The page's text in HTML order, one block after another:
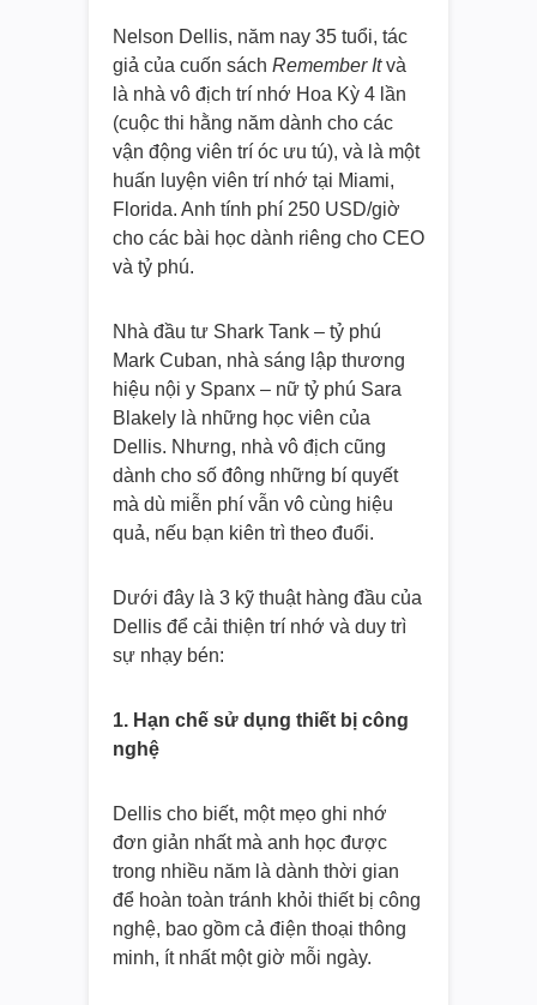
Nelson Dellis, năm nay 35 tuổi, tác
giả của cuốn sách Remember Itvà
là nhà vô địch trí nhớ Hoa Kỳ 4 lần
(cuộc thi hằng năm dành cho các
vận động viên trí óc ưu tú), và là một
huấn luyện viên trí nhớ tại Miami,
Florida. Anh tính phí 250 USD/giờ
cho các bài học dành riêng cho CEO
và tỷ phú.
Nhà đầu tư Shark Tank – tỷ phú
Mark Cuban, nhà sáng lập thương
hiệu nội y Spanx – nữ tỷ phú Sara
Blakely là những học viên của
Dellis. Nhưng, nhà vô địch cũng
dành cho số đông những bí quyết
mà dù miễn phí vẫn vô cùng hiệu
quả, nếu bạn kiên trì theo đuổi.
Dưới đây là 3 kỹ thuật hàng đầu của
Dellis để cải thiện trí nhớ và duy trì
sự nhạy bén:
1. Hạn chế sử dụng thiết bị công
nghệ
Dellis cho biết, một mẹo ghi nhớ
đơn giản nhất mà anh học được
trong nhiều năm là dành thời gian
để hoàn toàn tránh khỏi thiết bị công
nghệ, bao gồm cả điện thoại thông
minh, ít nhất một giờ mỗi ngày.